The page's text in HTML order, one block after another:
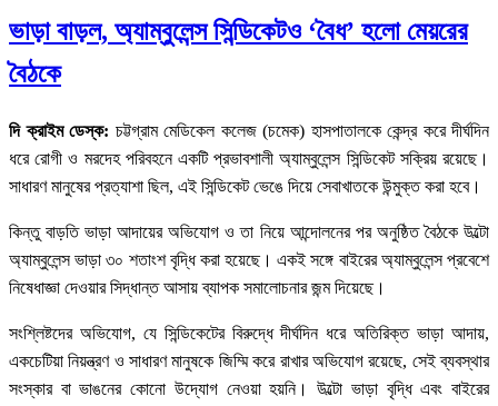
ভাড়া বাড়ল, অ্যাম্বুলেন্স সিন্ডিকেটও ‘বৈধ’ হলো মেয়রের
বৈঠকে
দি ক্রাইম ডেস্ক: চট্টগ্রাম মেডিকেল কলেজ (চমেক) হাসপাতালকে কেন্দ্র করে দীর্ঘদিন
ধরে রোগী ও মরদেহ পরিবহনে একটি প্রভাবশালী অ্যাম্বুলেন্স সিন্ডিকেট সক্রিয় রয়েছে।
সাধারণ মানুষের প্রত্যাশা ছিল, এই সিন্ডিকেট ভেঙে দিয়ে সেবাখাতকে উন্মুক্ত করা হবে।
কিন্তু বাড়তি ভাড়া আদায়ের অভিযোগ ও তা নিয়ে আন্দোলনের পর অনুষ্ঠিত বৈঠকে উল্টো
অ্যাম্বুলেন্স ভাড়া ৩০ শতাংশ বৃদ্ধি করা হয়েছে। একই সঙ্গে বাইরের অ্যাম্বুলেন্স প্রবেশে
নিষেধাজ্ঞা দেওয়ার সিদ্ধান্ত আসায় ব্যাপক সমালোচনার জন্ম দিয়েছে।
সংশ্লিষ্টদের অভিযোগ, যে সিন্ডিকেটের বিরুদ্ধে দীর্ঘদিন ধরে অতিরিক্ত ভাড়া আদায়,
একচেটিয়া নিয়ন্ত্রণ ও সাধারণ মানুষকে জিম্মি করে রাখার অভিযোগ রয়েছে, সেই ব্যবস্থার
সংস্কার বা ভাঙনের কোনো উদ্যোগ নেওয়া হয়নি। উল্টো ভাড়া বৃদ্ধি এবং বাইরের